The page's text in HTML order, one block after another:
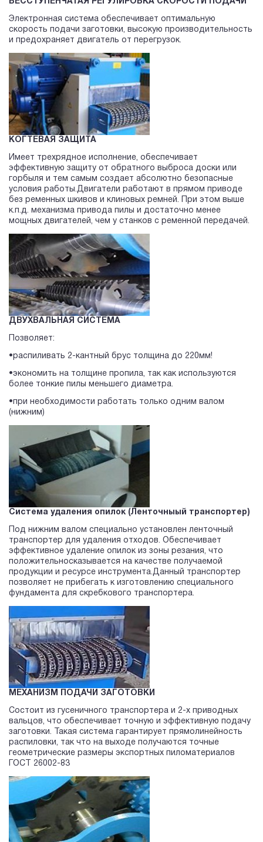
БЕССТУПЕНЧАТАЯ РЕГУЛИРОВКА СКОРОСТИ ПОДАЧИ
Электронная система обеспечивает оптимальную
скорость подачи заготовки, высокую производительность
и предохраняет двигатель от перегрузок.
КОГТЕВАЯ ЗАЩИТА
Имеет трехрядное исполнение, обеспечивает
эффективную защиту от обратного выброса доски или
горбыля и тем самым создает абсолютно безопасные
условия работы.Двигатели работают в прямом приводе
без ременных шкивов и клиновых ремней. При этом выше
к.п.д. механизма привода пилы и достаточно менее
мощных двигателей, чем у станков с ременной передачей.
ДВУХВАЛЬНАЯ СИСТЕМА
Позволяет:
•распиливать 2-кантный брус толщина до 220мм!
•экономить на толщине пропила, так как используются
более тонкие пилы меньшего диаметра.
•при необходимости работать только одним валом
(нижним)
Система удаления опилок (Ленточныый транспортер)
Под нижним валом специально установлен ленточный
транспортер для удаления отходов. Обеспечивает
эффективное удаление опилок из зоны резания, что
положительносказывается на качестве получаемой
продукции и ресурсе инструмента.Данный транспортер
позволяет не прибегать к изготовлению специального
фундамента для скребкового транспортера.
МЕХАНИЗМ ПОДАЧИ ЗАГОТОВКИ
Состоит из гусеничного транспортера и 2-х приводных
вальцов, что обеспечивает точную и эффективную подачу
заготовки. Такая система гарантирует прямолинейность
распиловки, так что на выходе получаются точные
геометрические размеры экспортных пиломатериалов
ГОСТ 26002-83